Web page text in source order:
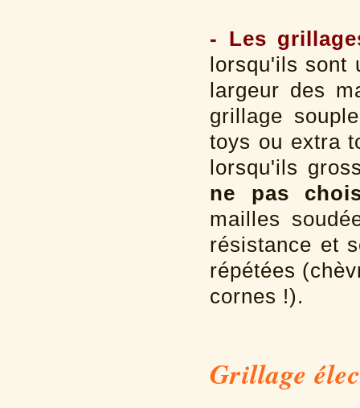
- Les
lorsqu'ils sont
largeur des
grillage
toys ou extra
lorsqu'ils
ne pas
mailles
résistance et
répétées
cornes !).
Grillage